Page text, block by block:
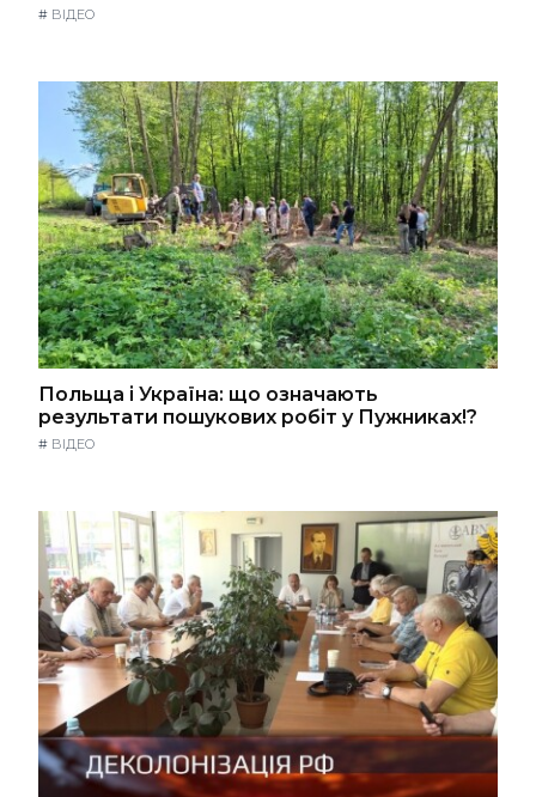
# ВІДЕО
Польща і Україна: що означають
результати пошукових робіт у Пужниках!?
# ВІДЕО